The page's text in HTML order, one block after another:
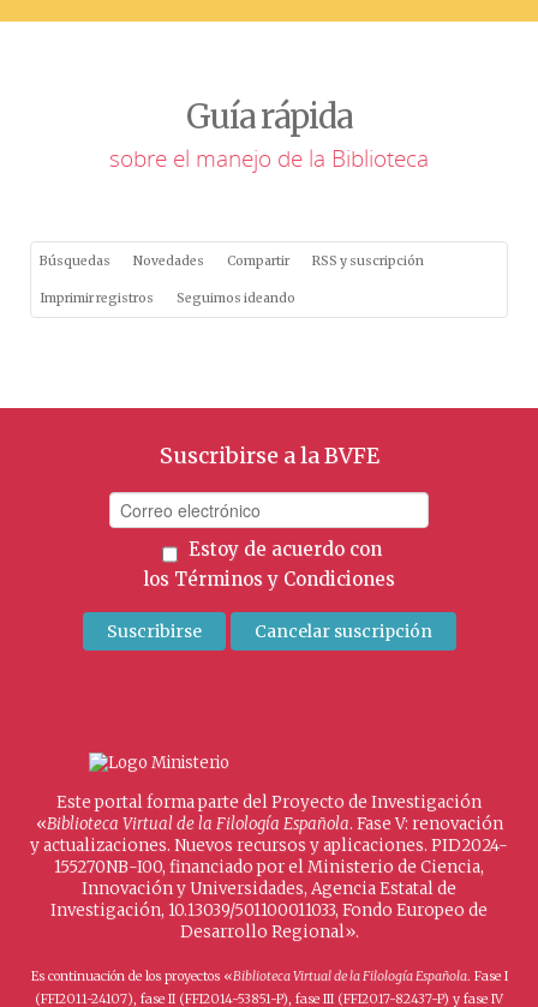
Guía rápida
sobre el manejo de la Biblioteca
Búsquedas Novedades Compartir RSS y suscripción
Imprimir registros Seguimos ideando
Suscribirse a la BVFE
Estoy de acuerdo con
los Términos y Condiciones
Este portal forma parte del Proyecto de Investigación
«Biblioteca Virtual de la Filología Española. Fase V: renovación
y actualizaciones. Nuevos recursos y aplicaciones. PID2024-
155270NB-I00, financiado por el Ministerio de Ciencia,
Innovación y Universidades, Agencia Estatal de
Investigación, 10.13039/501100011033, Fondo Europeo de
Desarrollo Regional».
Es continuación de los proyectos «Biblioteca Virtual de la Filología Española. Fase I
(FFI2011-24107), fase II (FFI2014-53851-P), fase III (FFI2017-82437-P) y fase IV